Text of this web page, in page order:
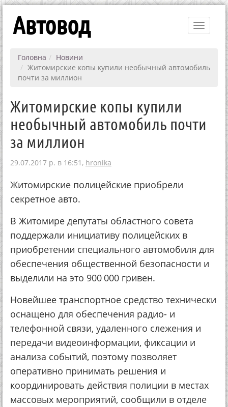
Toggle
Автовод
Головна
Новини
Житомирские копы купили необычный автомобиль
почти за миллион
Житомирские копы купили
необычный автомобиль почти
за миллион
29.07.2017 р. в 16:51, hronika
Житомирские полицейские приобрели
секретное авто.
В Житомире депутаты областного совета
поддержали инициативу полицейских в
приобретении специального автомобиля для
обеспечения общественной безопасности и
выделили на это 900 000 гривен.
Новейшее транспортное средство технически
оснащено для обеспечения радио- и
телефонной связи, удаленного слежения и
передачи видеоинформации, фиксации и
анализа событий, поэтому позволяет
оперативно принимать решения и
координировать действия полиции в местах
массовых мероприятий, сообщили в отделе